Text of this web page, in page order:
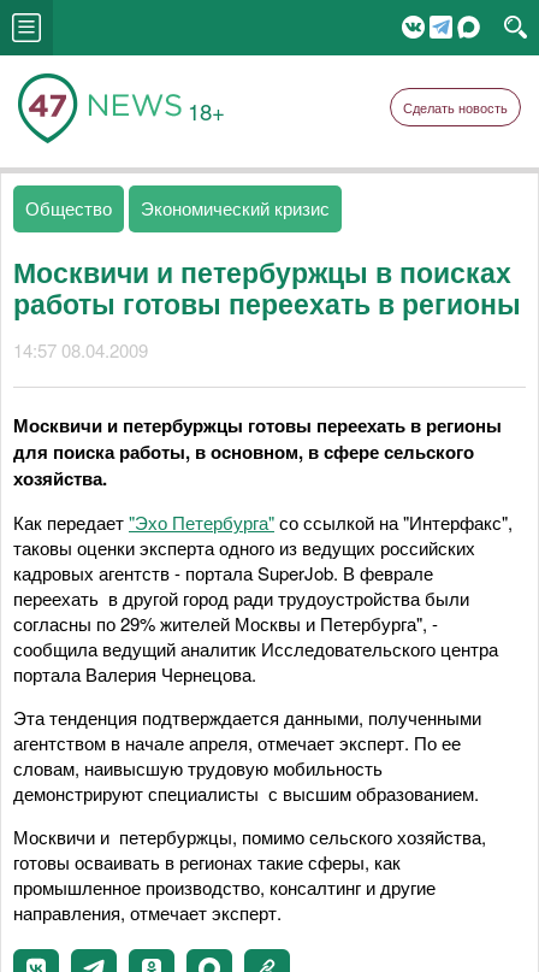
18+ Сделать новость
Общество Экономический кризис
Москвичи и петербуржцы в поисках
работы готовы переехать в регионы
14:57 08.04.2009
Москвичи и петербуржцы готовы переехать в регионы
для поиска работы, в основном, в сфере сельского
хозяйства.
Как передает"Эхо Петербурга"со ссылкой на "Интерфакс",
таковы оценки эксперта одного из ведущих российских
кадровых агентств - портала SuperJob. В феврале
переехать в другой город ради трудоустройства были
согласны по 29% жителей Москвы и Петербурга", -
сообщила ведущий аналитик Исследовательского центра
портала Валерия Чернецова.
Эта тенденция подтверждается данными, полученными
агентством в начале апреля, отмечает эксперт. По ее
словам, наивысшую трудовую мобильность
демонстрируют специалисты с высшим образованием.
Москвичи и петербуржцы, помимо сельского хозяйства,
готовы осваивать в регионах такие сферы, как
промышленное производство, консалтинг и другие
направления, отмечает эксперт.